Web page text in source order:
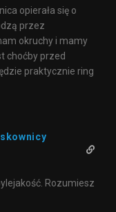
opierała się o
przez
okruchy i mamy
choćby przed
praktycznie ring
Rozumiesz